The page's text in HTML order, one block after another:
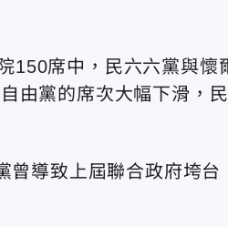
150席中，民六六黨與懷
由黨的席次大幅下滑，
曾導致上屆聯合政府垮台